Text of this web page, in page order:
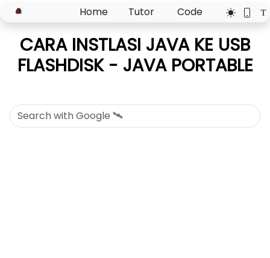
Home Tutor Code
CARA INSTLASI JAVA KE USB
FLASHDISK - JAVA PORTABLE